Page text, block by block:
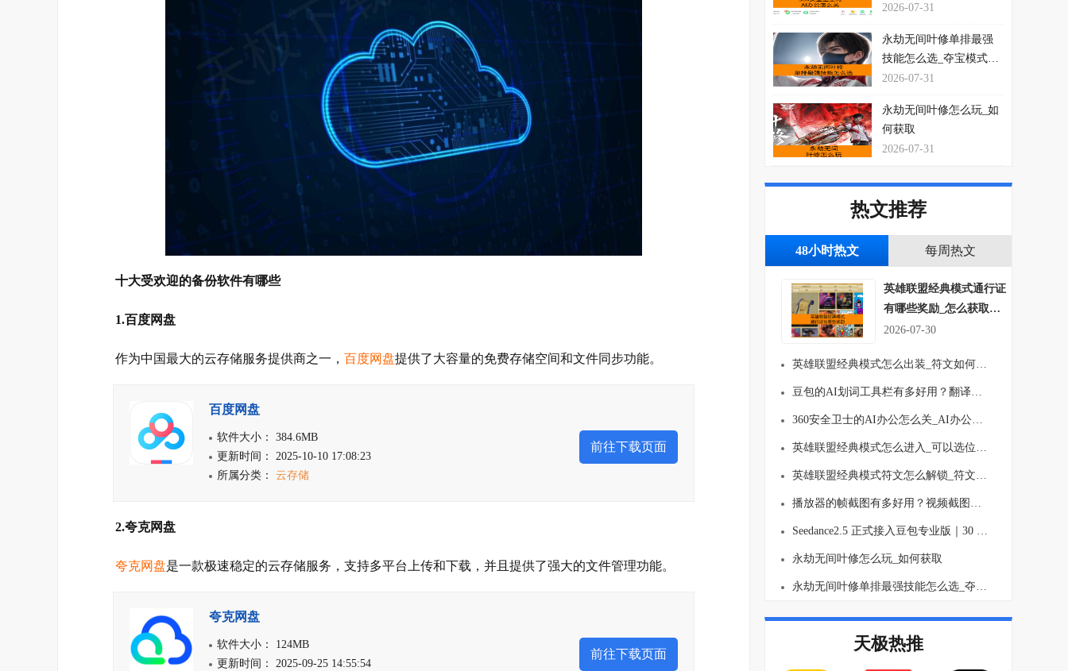
十大受欢迎的备份软件有哪些
1.百度网盘
作为中国最大的云存储服务提供商之一， 百度网盘提供了大容量的免费存储空间和文件同步功能。
百度网盘
软件大小： 384.6MB
更新时间： 2025-10-10 17:08:23
所属分类： 云存储
前往下载页面
2.夸克网盘
夸克网盘是一款极速稳定的云存储服务，支持多平台上传和下载，并且提供了强大的文件管理功能。
夸克网盘
软件大小： 124MB
更新时间： 2025-09-25 14:55:54
前往下载页面
绍
2026-07-31
永劫无间叶修单排最强
技能怎么选_夺宝模式玩
法思路介绍
2026-07-31
永劫无间叶修怎么玩_如
何获取
2026-07-31
热文推荐
48小时热文 每周热文
英雄联盟经典模式通行证
有哪些奖励_怎么获取符
文吗
2026-07-30
英雄联盟经典模式怎么出装_符文如何搭配
豆包的AI划词工具栏有多好用？翻译、总结一键就行！
360安全卫士的AI办公怎么关_AI办公关闭方法介绍
英雄联盟经典模式怎么进入_可以选位置吗
英雄联盟经典模式符文怎么解锁_符文要买吗
播放器的帧截图有多好用？视频截图再也不麻烦了！
Seedance2.5 正式接入豆包专业版｜30 秒长视频生成、多图参考 AI视频创作能力全面升级
永劫无间叶修怎么玩_如何获取
永劫无间叶修单排最强技能怎么选_夺宝模式玩法思路介绍
天极热推